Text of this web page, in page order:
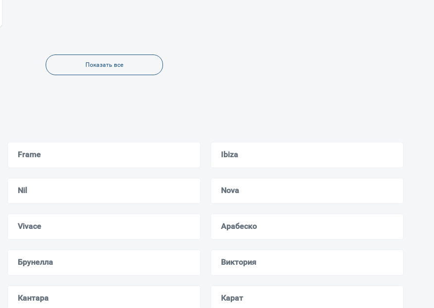
Показать все
Frame Ibiza
Nil Nova
Vivace Арабеско
Брунелла Виктория
Кантара Карат
Всё верно Сменить город